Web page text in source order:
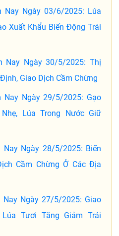
Nay Ngày 03/6/2025: Lúa
Xuất Khẩu Biến Động Trái
Nay Ngày 30/5/2025: Thị
Giao Dịch Cầm Chừng
Nay Ngày 29/5/2025: Gạo
Lúa Trong Nước Giữ
Nay Ngày 28/5/2025: Biến
Cầm Chừng Ở Các Địa
Nay Ngày 27/5/2025: Giao
Tươi Tăng Giảm Trái